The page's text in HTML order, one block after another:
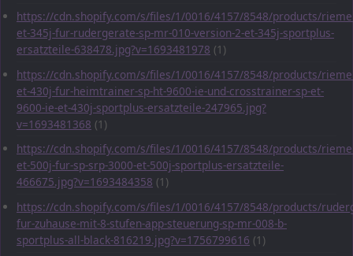
https://cdn.shopify.com/s/files/1/0016/4157/8548/products/
et-345j-fur-rudergerate-sp-mr-010-version-2-et-345j-sportplus-
ersatzteile-638478.jpg?v=1693481978 (1)
https://cdn.shopify.com/s/files/1/0016/4157/8548/products/
et-430j-fur-heimtrainer-sp-ht-9600-ie-und-crosstrainer-sp-et-
9600-ie-et-430j-sportplus-ersatzteile-247965.jpg?
v=1693481368 (1)
https://cdn.shopify.com/s/files/1/0016/4157/8548/products/
et-500j-fur-sp-srp-3000-et-500j-sportplus-ersatzteile-
466675.jpg?v=1693484358 (1)
https://cdn.shopify.com/s/files/1/0016/4157/8548/products/
fur-zuhause-mit-8-stufen-app-steuerung-sp-mr-008-b-
sportplus-all-black-816219.jpg?v=1756799616 (1)